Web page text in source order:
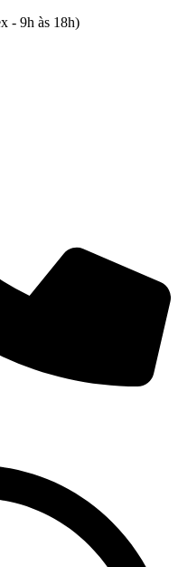
- 9h às 18h)